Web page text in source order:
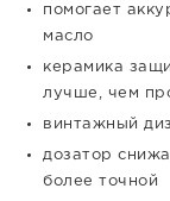
помогает
масло
керамика
лучше, чем
винтажный
дозатор
более точной